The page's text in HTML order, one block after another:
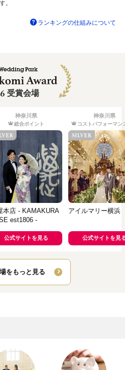
。
ランキングの仕組みについて
受賞会場
神奈川県
総合ポイント
本店 - KAMAKURA
est1806 -
公式サイトを見る
神奈川県
コストパフォーマン
アイルマリー横浜
公式サイトを見
をもっと見る